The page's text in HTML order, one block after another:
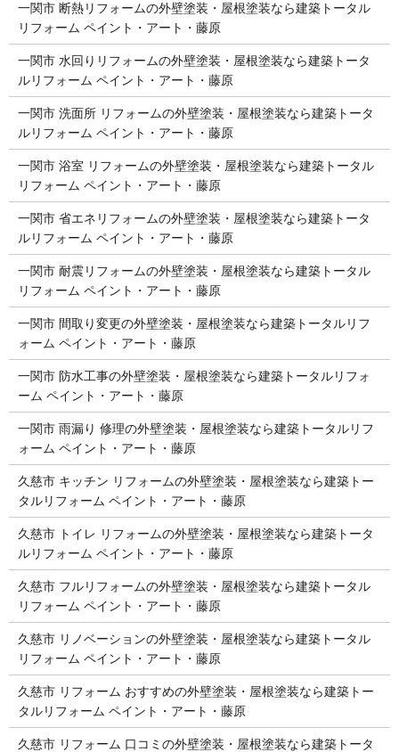
一関市 断熱リフォームの外壁塗装・屋根塗装なら建築トータル
リフォーム ペイント・アート・藤原
一関市 水回りリフォームの外壁塗装・屋根塗装なら建築トータ
ルリフォーム ペイント・アート・藤原
一関市 洗面所 リフォームの外壁塗装・屋根塗装なら建築トータ
ルリフォーム ペイント・アート・藤原
一関市 浴室 リフォームの外壁塗装・屋根塗装なら建築トータル
リフォーム ペイント・アート・藤原
一関市 省エネリフォームの外壁塗装・屋根塗装なら建築トータ
ルリフォーム ペイント・アート・藤原
一関市 耐震リフォームの外壁塗装・屋根塗装なら建築トータル
リフォーム ペイント・アート・藤原
一関市 間取り変更の外壁塗装・屋根塗装なら建築トータルリフ
ォーム ペイント・アート・藤原
一関市 防水工事の外壁塗装・屋根塗装なら建築トータルリフォ
ーム ペイント・アート・藤原
一関市 雨漏り 修理の外壁塗装・屋根塗装なら建築トータルリフ
ォーム ペイント・アート・藤原
久慈市 キッチン リフォームの外壁塗装・屋根塗装なら建築トー
タルリフォーム ペイント・アート・藤原
久慈市 トイレ リフォームの外壁塗装・屋根塗装なら建築トータ
ルリフォーム ペイント・アート・藤原
久慈市 フルリフォームの外壁塗装・屋根塗装なら建築トータル
リフォーム ペイント・アート・藤原
久慈市 リノベーションの外壁塗装・屋根塗装なら建築トータル
リフォーム ペイント・アート・藤原
久慈市 リフォーム おすすめの外壁塗装・屋根塗装なら建築トー
タルリフォーム ペイント・アート・藤原
久慈市 リフォーム 口コミの外壁塗装・屋根塗装なら建築トータ